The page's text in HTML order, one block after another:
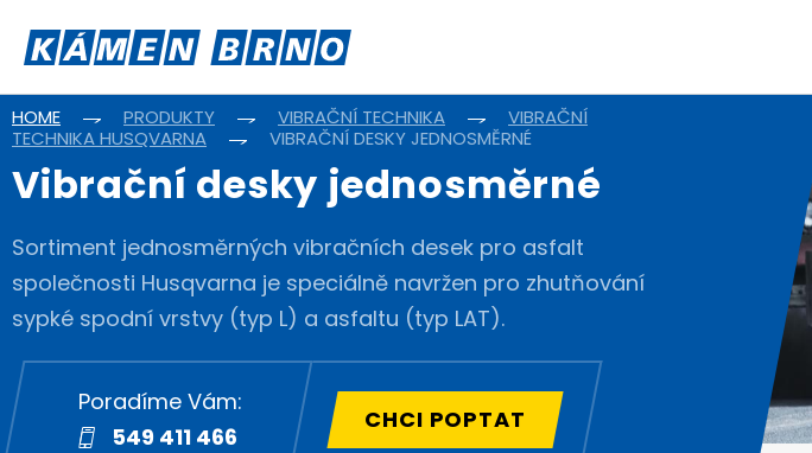
HOME PRODUKTY VIBRAČNÍ TECHNIKA
VIBRAČNÍ
TECHNIKA HUSQVARNA
VIBRAČNÍ DESKY JEDNOSMĚRNÉ
Vibrační desky jednosměrné
Sortiment jednosměrných vibračních desek pro asfalt
společnosti Husqvarna je speciálně navržen pro zhutňování
sypké spodní vrstvy (typ L) a asfaltu (typ LAT).
Poradíme Vám:
549 411 466
CHCI POPTAT